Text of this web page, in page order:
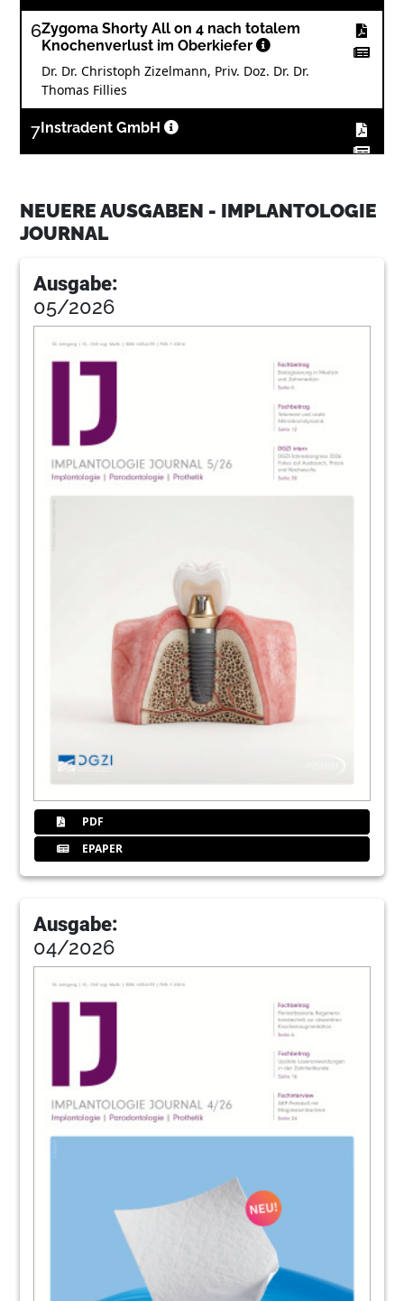
6Zygoma Shorty All on 4 nach totalem
Knochenverlust im Oberkiefer
Dr. Dr. Christoph Zizelmann, Priv. Doz. Dr. Dr.
Thomas Fillies
7 Instradent GmbH
12Periimplantäre Erkrankungen – Erkennen,
Priv.-Doz. Dr. Dirk Ziebolz, M.Sc., ZA Gerhard
Schmalz, Priv.-Doz. Dr. Sven Rinke, M.Sc., M.Sc.
Nobel Biocare Deutschland GmbH
Nobel Biocare Deutschland GmbH
Dr. Joachim Beck-Mußotter, M.Sc., M.Sc., MME
Dentsply Sirona - The Dental Solutions
Company™
Implant Direct Europe AG
Straumann GmbH
28Konfektionierte Verbindungs­elemente zur
Verankerung von Zahnprothesen auf
Implantaten
Dr. Martin Müllauer
31
Implantatprothetische Versorgung des
zahnlosen Oberkiefers
Dr. Mischa Krebs, ZTM Thorsten Peter
Henry Schein Dental Deutschland GmbH
Dentegris Deutschland GmbH
Marktübersicht: Digitale
Behandlungsplanung im Überblick
Dr. med. Frank Schaefer, Dr. rer. nat. Dagmar
NEUERE AUSGABEN - IMPLANTOLOGIE
JOURNAL
Ausgabe:
05/2026
PDF
EPAPER
Ausgabe:
04/2026